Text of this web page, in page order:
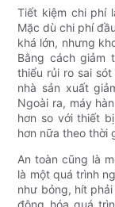
Tiết kiệm chi phí
Mặc dù chi phí
khá lớn, nhưng
Bằng cách giảm
thiểu rủi ro sai
nhà sản xuất
Ngoài ra, máy
hơn so với thiết
hơn nữa theo thời
An toàn cũng là
là một quá trình
như bỏng, hít
động hóa quá